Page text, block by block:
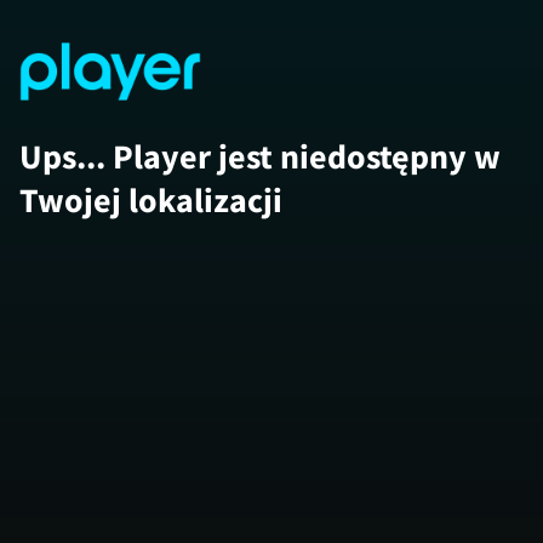
Ups... Player jest niedostępny w
Twojej lokalizacji